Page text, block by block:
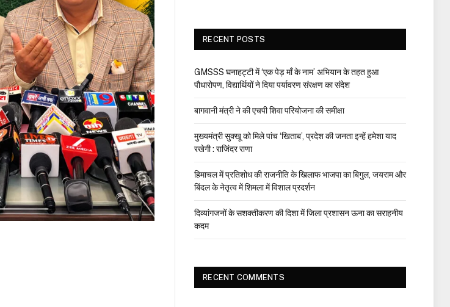
RECENT POSTS
GMSSS घनाहट्टी में ‘एक पेड़ माँ के नाम’ अभियान के तहत हुआ
पौधारोपण, विद्यार्थियों ने दिया पर्यावरण संरक्षण का संदेश
बागवानी मंत्री ने की एचपी शिवा परियोजना की समीक्षा
मुख्यमंत्री सुक्खू को मिले पांच ‘खिताब’, प्रदेश की जनता इन्हें हमेशा याद
रखेगी : राजिंदर राणा
हिमाचल में प्रतिशोध की राजनीति के खिलाफ भाजपा का बिगुल, जयराम और
बिंदल के नेतृत्व में शिमला में विशाल प्रदर्शन
दिव्यांगजनों के सशक्तीकरण की दिशा में जिला प्रशासन ऊना का सराहनीय
कदम
RECENT COMMENTS